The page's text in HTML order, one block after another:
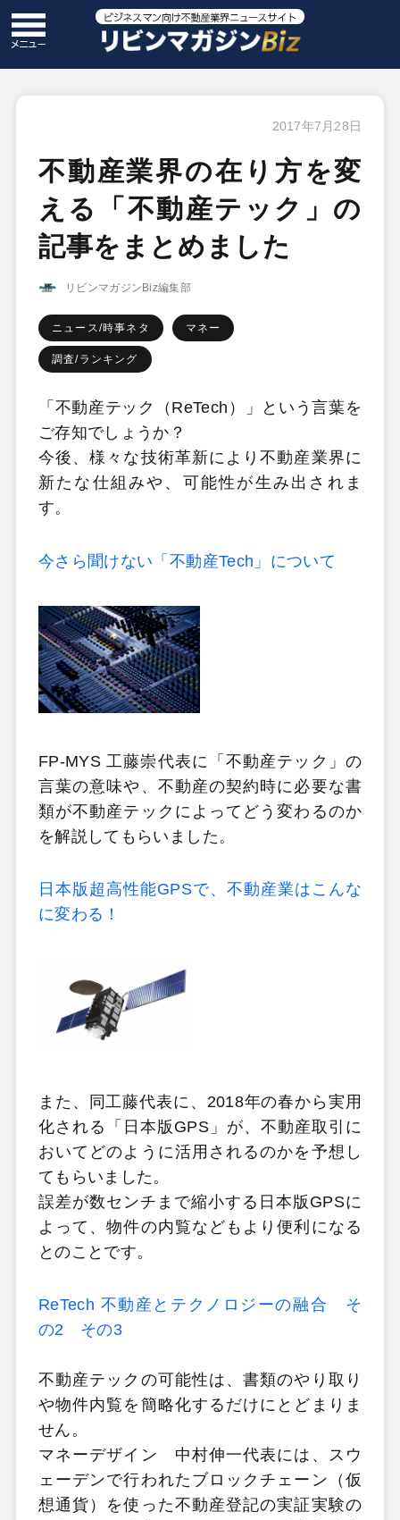
2017年7月28日
不動産業界の在り方を変
える「不動産テック」の
記事をまとめました
リビンマガジンBiz編集部
ニュース/時事ネタ マネー
調査/ランキング
「不動産テック（ReTech）」という言葉を
ご存知でしょうか？
今後、様々な技術革新により不動産業界に
新たな仕組みや、可能性が生み出されま
す。
今さら聞けない「不動産Tech」について
FP-MYS 工藤崇代表に「不動産テック」の
言葉の意味や、不動産の契約時に必要な書
類が不動産テックによってどう変わるのか
を解説してもらいました。
日本版超高性能GPSで、不動産業はこんな
に変わる！
また、同工藤代表に、2018年の春から実用
化される「日本版GPS」が、不動産取引に
おいてどのように活用されるのかを予想し
てもらいました。
誤差が数センチまで縮小する日本版GPSに
よって、物件の内覧などもより便利になる
とのことです。
ReTech 不動産とテクノロジーの融合
そ
の2
その3
不動産テックの可能性は、書類のやり取り
や物件内覧を簡略化するだけにとどまりま
せん。
マネーデザイン 中村伸一代表には、スウ
ェーデンで行われたブロックチェーン（仮
想通貨）を使った不動産登記の実証実験の